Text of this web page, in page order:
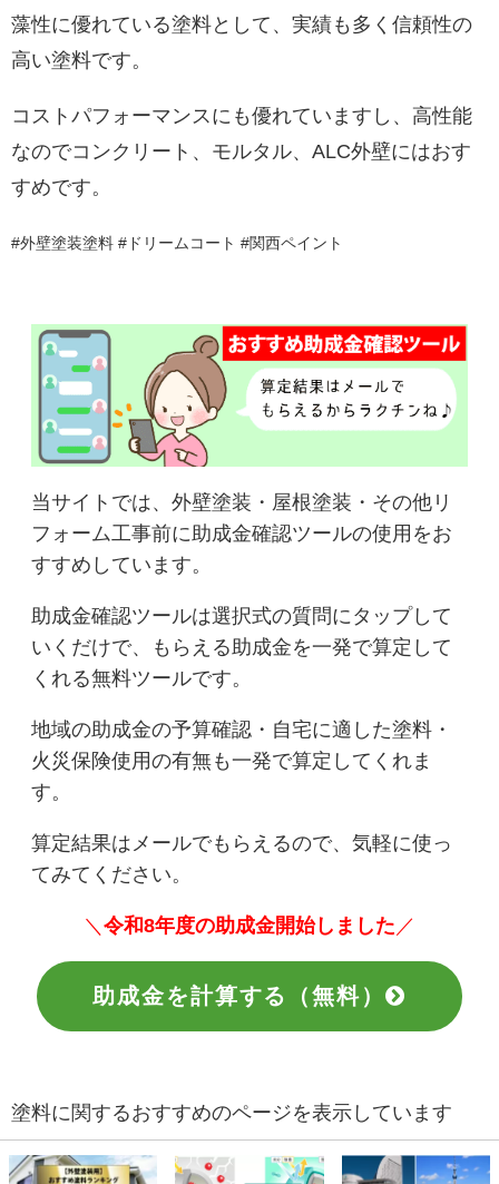
藻性に優れている塗料として、実績も多く信頼性の
高い塗料です。
コストパフォーマンスにも優れていますし、高性能
なのでコンクリート、モルタル、ALC外壁にはおす
すめです。
#外壁塗装塗料 #ドリームコート #関西ペイント
当サイトでは、外壁塗装・屋根塗装・その他リ
フォーム工事前に助成金確認ツールの使用をお
すすめしています。
助成金確認ツールは選択式の質問にタップして
いくだけで、もらえる助成金を一発で算定して
くれる無料ツールです。
地域の助成金の予算確認・自宅に適した塗料・
火災保険使用の有無も一発で算定してくれま
す。
算定結果はメールでもらえるので、気軽に使っ
てみてください。
＼ 令和8年度の助成金開始しました ／
助成金を計算する（無料）
塗料に関するおすすめのページを表示しています